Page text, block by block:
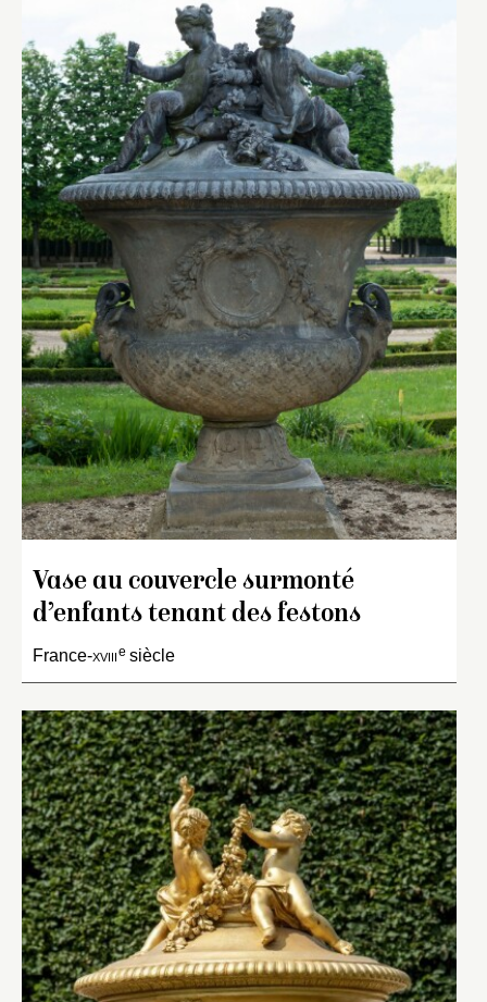
Vase au couvercle surmonté
d’enfants tenant des festons
France-xviiie siècle